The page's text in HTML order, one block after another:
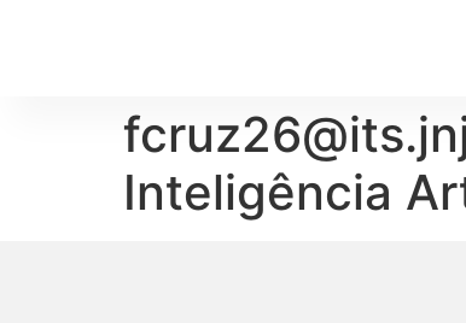
Inteligência